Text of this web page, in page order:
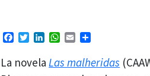
Facebook
TwitterLinkedIn
WhatsApp
Email
La novela Las malheridas